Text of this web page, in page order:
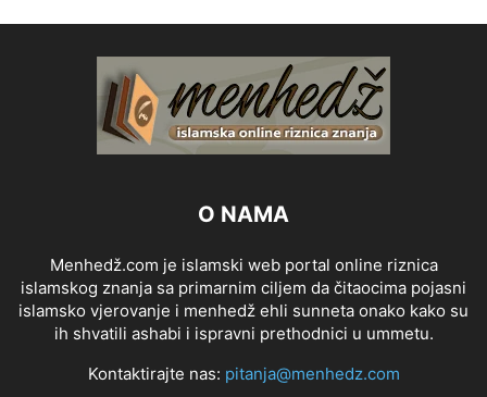
O NAMA
Menhedž.com je islamski web portal online riznica
islamskog znanja sa primarnim ciljem da čitaocima pojasni
islamsko vjerovanje i menhedž ehli sunneta onako kako su
ih shvatili ashabi i ispravni prethodnici u ummetu.
Kontaktirajte nas: pitanja@menhedz.com